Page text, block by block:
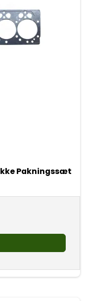
Pakningssæt